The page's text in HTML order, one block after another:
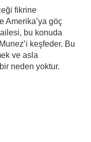
fikrine
Amerika’ya göç
ailesi, bu konuda
keşfeder. Bu
ve asla
neden yoktur.